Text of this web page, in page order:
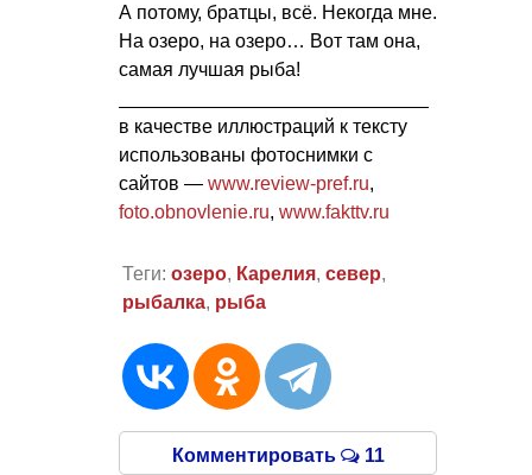
А потому, братцы, всё. Некогда мне.
На озеро, на озеро… Вот там она,
самая лучшая рыба!
в качестве иллюстраций к тексту
использованы фотоснимки с
сайтов — www.review-pref.ru,
foto.obnovlenie.ru, www.fakttv.ru
Теги: озеро, Карелия, север,
рыбалка, рыба
Комментировать 11